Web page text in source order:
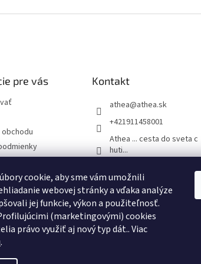
cookie, aby sme vám umožnili
webovej stránky a vďaka analýze
jej funkcie, výkon a použiteľnosť.
(marketingovými) cookies
právo využiť aj nový typ dát.. Viac
.
pre vás Kontakt
athea@athea.sk
+421911458001
Athea ... cesta do sveta c
huti...
1883 Routin - Barmanské
sirupy